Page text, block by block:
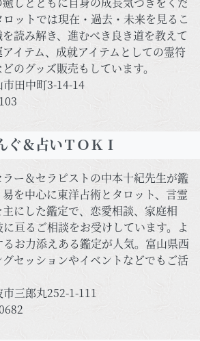
ットでは現在・過去・未来を見るこ
読み解き、進むべき良き道を教えて
イテム、成就アイテムとしての霊符
のグッズ販売もしています。
田中町3-14-14
ぐ＆占いＴＯＫＩ
ー＆セラピストの中本十紀先生が鑑
を中心に東洋占術とタロット、言霊
にした鑑定で、恋愛相談、家庭相
亘るご相談をお受けしています。よ
お力添えある鑑定が人気。富山県西
セッションやイベントなどでもご活
三郎丸252-1-111